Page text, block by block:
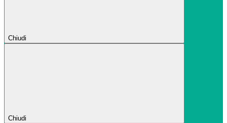
Chiudi
Chiudi